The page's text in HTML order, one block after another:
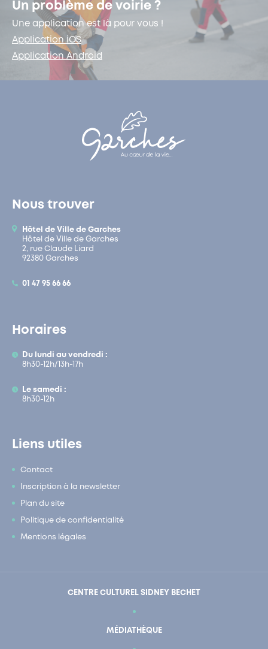
Un problème de voirie ?
Une application est là pour vous !
Application iOS
Application Android
Nous trouver
Hôtel de Ville de Garches
Hôtel de Ville de Garches
2, rue Claude Liard
92380 Garches
01 47 95 66 66
Horaires
Du lundi au vendredi :
8h30-12h/13h-17h
Le samedi :
8h30-12h
Liens utiles
Contact
Inscription à la newsletter
Plan du site
Politique de confidentialité
Mentions légales
CENTRE CULTUREL SIDNEY BECHET
MÉDIATHÈQUE